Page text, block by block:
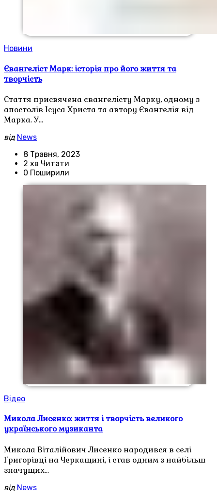
Новини
Євангеліст Марк: історія про його життя та
творчість
Стаття присвячена євангелісту Марку, одному з
апостолів Ісуса Христа та автору Євангелія від
Марка. У…
від News
8 Травня, 2023
2 хв Читати
0 Поширили
Відео
Микола Лисенко: життя і творчість великого
українського музиканта
Микола Віталійович Лисенко народився в селі
Григорівці на Черкащині, і став одним з найбільш
значущих…
від News